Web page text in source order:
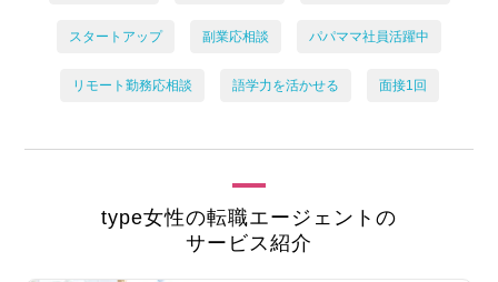
スタートアップ 副業応相談 パパママ社員活躍中
リモート勤務応相談 語学力を活かせる 面接1回
type女性の転職エージェントの
サービス紹介